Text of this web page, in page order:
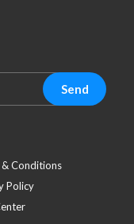
Send
& Conditions
Policy